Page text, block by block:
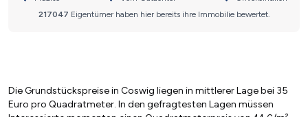
Die Grundstückspreise in Coswig liegen in mittlerer Lage bei 35
Euro pro Quadratmeter. In den gefragtesten Lagen müssen